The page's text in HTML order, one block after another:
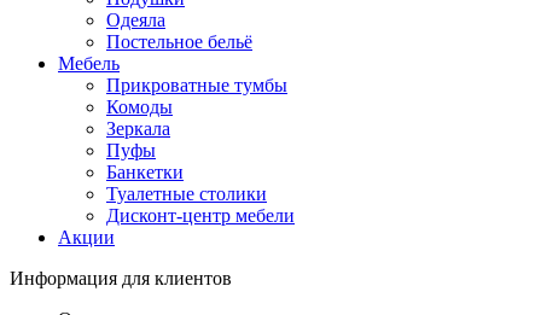
Одеяла
Постельное бельё
Мебель
Прикроватные тумбы
Комоды
Зеркала
Пуфы
Банкетки
Туалетные столики
Дисконт-центр мебели
Акции
Информация для клиентов